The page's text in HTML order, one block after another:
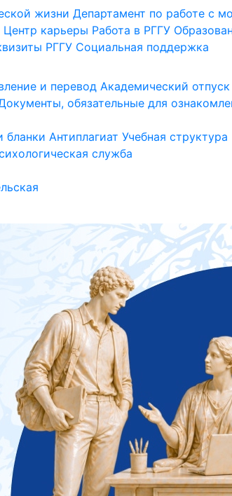
жизни Департамент по работе с
Центр карьеры Работа в РГГУ
РГГУ Социальная поддержка
и перевод Академический отпуск
обязательные для
бланки Антиплагиат Учебная структура
служба